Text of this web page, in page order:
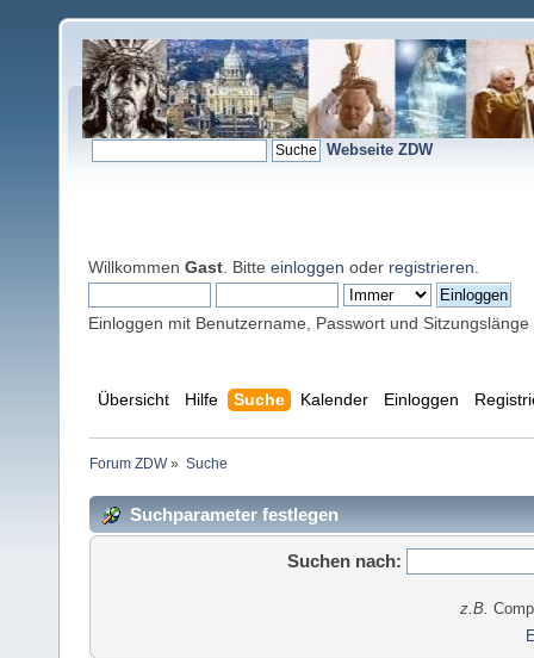
Webseite ZDW
Willkommen Gast . Bitte einloggen oder registrieren
Einloggen mit Benutzername, Passwort und Sitzungslänge
Übersicht Hilfe Suche Kalender Einloggen
Forum ZDW» Suche
Suchparameter festlegen
Suchen nach:
z.B.